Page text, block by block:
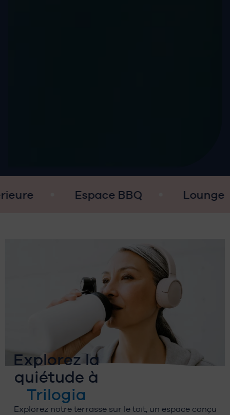
Espace BBQ Lounge Spa
Explorez la
quiétude à
Trilogia
Explorez notre terrasse sur le toit, un espace conçu